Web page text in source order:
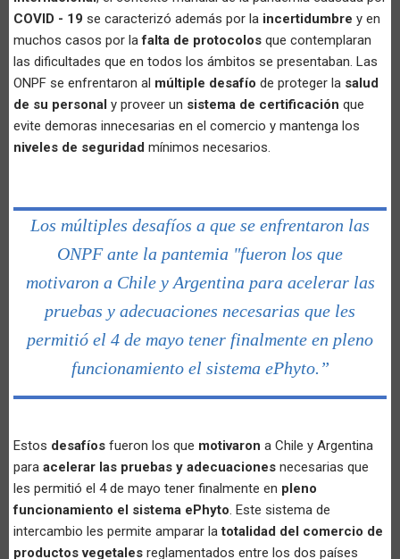
COVID - 19 se caracterizó además por la incertidumbre y en
muchos casos por lafalta de protocolos que contemplaran
las dificultades que en todos los ámbitos se presentaban. Las
ONPF se enfrentaron al múltiple desafío de proteger la salud
de su personal y proveer un sistema de certificación que
evite demoras innecesarias en el comercio y mantenga los
niveles de seguridad mínimos necesarios.
Los múltiples desafíos a que se enfrentaron las
ONPF ante la pantemia "fueron los que
motivaron a Chile y Argentina para acelerar las
pruebas y adecuaciones necesarias que les
permitió el 4 de mayo tener finalmente en pleno
funcionamiento el sistema ePhyto.”
Estos desafíos fueron los que motivaron a Chile y Argentina
para acelerar las pruebas y adecuaciones necesarias que
les permitió el 4 de mayo tener finalmente en pleno
funcionamiento el sistema ePhyto. Este sistema de
intercambio les permite amparar latotalidad del comercio de
productos vegetales reglamentados entre los dos países